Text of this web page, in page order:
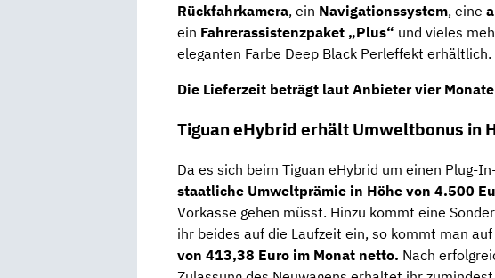
Rückfahrkamera, ein Navigationssystem, eine
ein Fahrerassistenzpaket „Plus“ und vieles
eleganten Farbe Deep Black Perleffekt erhältlich.
Die Lieferzeit beträgt laut Anbietervier Monate
Tiguan eHybrid erhält Umweltbonus in
Da es sich beim Tiguan eHybrid um einen Plug-
staatliche Umweltprämie in Höhe von 4.500
Vorkasse gehen müsst. Hinzu kommt eine
ihr beides auf die Laufzeit ein, so kommt man auf
von 413,38 Euro im Monat netto. Nach